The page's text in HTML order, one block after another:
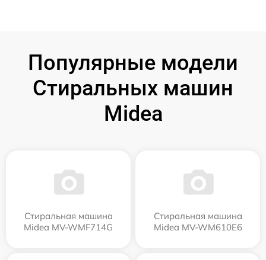
Популярные модели
Стиральных машин
Midea
Стиральная машина
Midea MV-WMF714G
Стиральная машина
Midea MV-WM610E6